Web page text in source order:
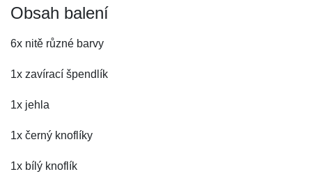
Obsah balení
6x nitě různé barvy
1x zavírací špendlík
1x jehla
1x černý knoflíky
1x bílý knoflík